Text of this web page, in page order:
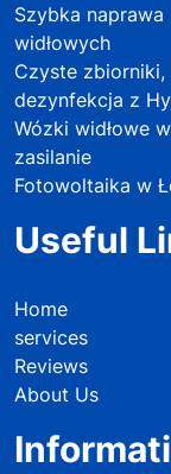
Szybka
widłowych
Czyste
dezynfekcja z
Wózki widłowe
zasilanie
Fotowoltaika w
Useful
Home
services
Reviews
About Us